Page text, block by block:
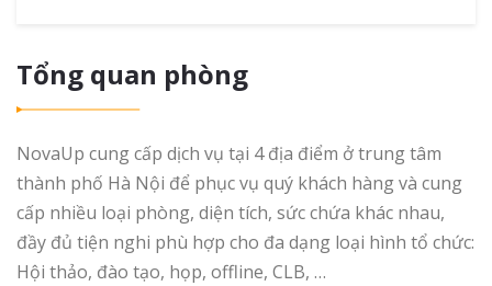
Tổng quan phòng
NovaUp cung cấp dịch vụ tại 4 địa điểm ở trung tâm
thành phố Hà Nội để phục vụ quý khách hàng và cung
cấp nhiều loại phòng, diện tích, sức chứa khác nhau,
đầy đủ tiện nghi phù hợp cho đa dạng loại hình tổ chức:
Hội thảo, đào tạo, họp, offline, CLB, …